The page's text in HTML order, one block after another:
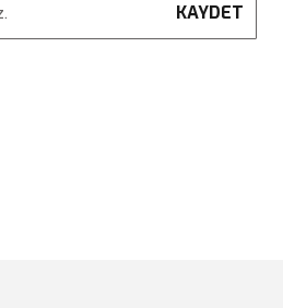
KAYDET